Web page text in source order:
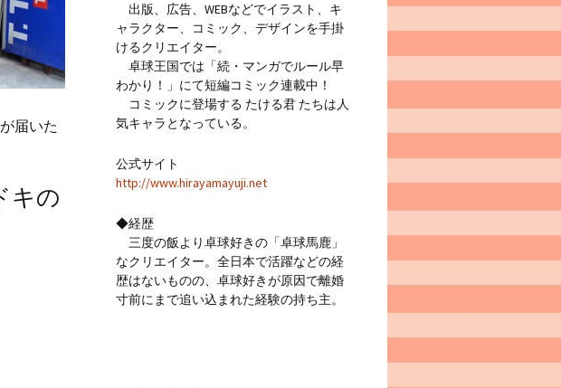
届いた
キの
出版、広告、WEBなどでイラスト、キ
ャラクター、コミック、デザインを手掛
けるクリエイター。
卓球王国では「続・マンガでルール早
わかり！」にて短編コミック連載中！
コミックに登場する たける君 たちは人
気キャラとなっている。
公式サイト
http://www.hirayamayuji.net
◆経歴
三度の飯より卓球好きの「卓球馬鹿」
なクリエイター。全日本で活躍などの経
歴はないものの、卓球好きが原因で離婚
寸前にまで追い込まれた経験の持ち主。